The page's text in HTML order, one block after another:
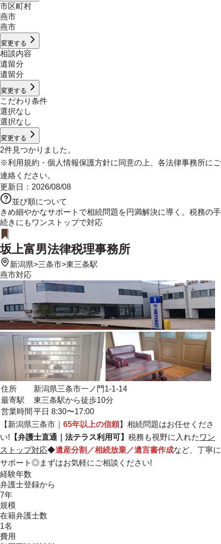
市区町村
燕市
燕市
変更する
相談内容
遺留分
遺留分
変更する
こだわり条件
選択なし
選択なし
変更する
2件見つかりました。
※利用規約 ・ 個人情報保護方針に同意の上、各法律事務所にご
連絡ください。
更新日： 2026/08/08
並び順について
きめ細やかなサポートで相続問題を円満解決に導く。税務の手
続きにもワンストップで対応
坂上富男法律税理事務所
新潟県>三条市>東三条駅
燕市対応
住所
新潟県三条市一ノ門1-1-14
最寄駅
東三条駅から徒歩10分
営業時間 平日 8:30〜17:00
【新潟県三条市｜ 65年以上の信頼】相続問題はお任せくださ
い! 【弁護士直通｜法テラス利用可】 税務も視野に入れた ワン
ストップ対応◆遺産分割／相続放棄／遺言書作成など、丁寧に
サポート◎まずはお気軽にご相談ください!
経験年数
弁護士登録から
7年
規模
在籍弁護士数
1名
費用